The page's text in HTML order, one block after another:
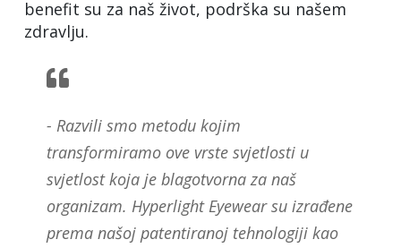
benefit su za naš život, podrška su našem
zdravlju.
- Razvili smo metodu kojim
transformiramo ove vrste svjetlosti u
svjetlost koja je blagotvorna za naš
organizam. Hyperlight Eyewear su izrađene
prema našoj patentiranoj tehnologiji kao